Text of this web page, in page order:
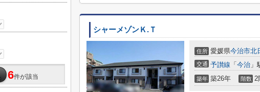
シャーメゾンＫ.Ｔ
住所 愛媛県今治市北
交通 予讃線 「 今治 」
築年 築26年 階数 2
6件が該当